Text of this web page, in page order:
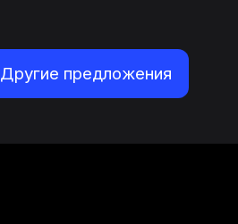
Другие предложения